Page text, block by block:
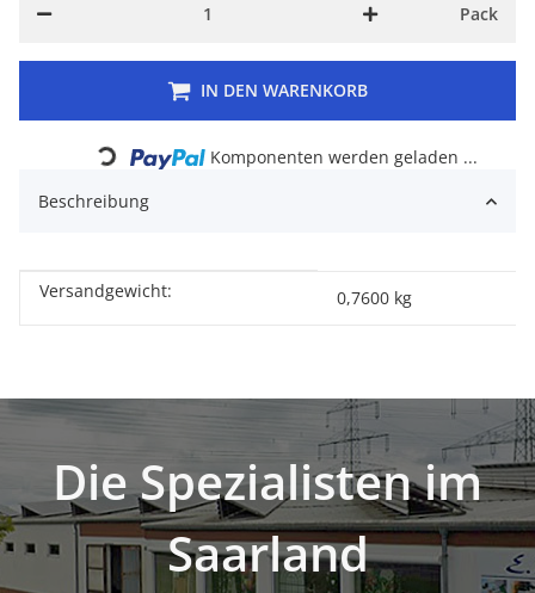
Pack
IN DEN WARENKORB
Loading...
Komponenten werden geladen ...
Beschreibung
Produkteigenschaft
Wert
Versandgewicht: 0,7600 kg
Die Spezialisten im
Saarland